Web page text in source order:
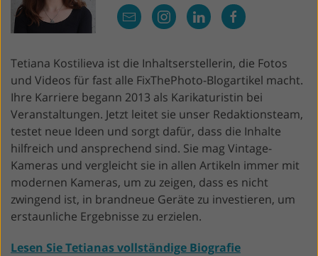
Tetiana Kostilieva ist die Inhaltserstellerin, die Fotos
und Videos für fast alle FixThePhoto-Blogartikel macht.
Ihre Karriere begann 2013 als Karikaturistin bei
Veranstaltungen. Jetzt leitet sie unser Redaktionsteam,
testet neue Ideen und sorgt dafür, dass die Inhalte
hilfreich und ansprechend sind. Sie mag Vintage-
Kameras und vergleicht sie in allen Artikeln immer mit
modernen Kameras, um zu zeigen, dass es nicht
zwingend ist, in brandneue Geräte zu investieren, um
erstaunliche Ergebnisse zu erzielen.
Lesen Sie Tetianas vollständige Biografie